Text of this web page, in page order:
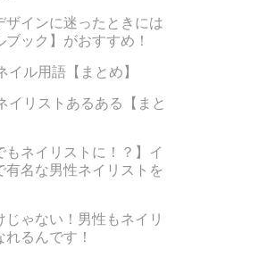
ザインに迷ったときには
ブック】がおすすめ！
イル用語【まとめ】
イリストあるある【まと
もネイリストに！？】イ
有名な男性ネイリストを
じゃない！男性もネイリ
れるんです！